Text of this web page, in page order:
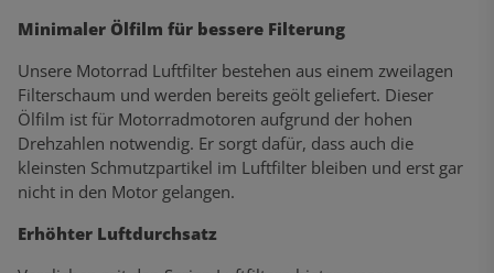
Minimaler Ölfilm für bessere Filterung
Unsere Motorrad Luftfilter bestehen aus einem zweilagen
Filterschaum und werden bereits geölt geliefert. Dieser
Ölfilm ist für Motorradmotoren aufgrund der hohen
Drehzahlen notwendig. Er sorgt dafür, dass auch die
kleinsten Schmutzpartikel im Luftfilter bleiben und erst gar
nicht in den Motor gelangen.
Erhöhter Luftdurchsatz